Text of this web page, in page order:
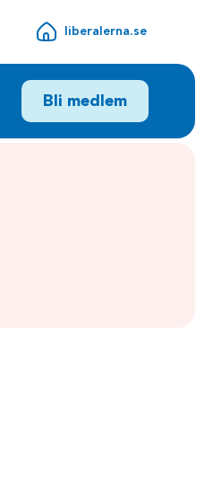
liberalerna.se
Bli medlem